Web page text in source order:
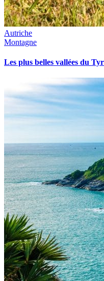
Autriche
Montagne
Les plus belles vallées du